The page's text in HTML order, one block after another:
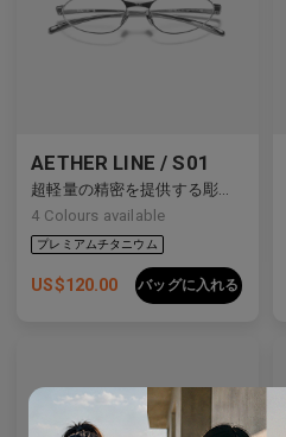
AETHER LINE / S01
4 Colours available
US$120.00 バッグに入れる